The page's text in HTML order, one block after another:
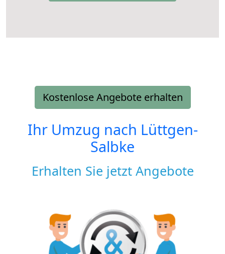
Kostenlose Angebote erhalten
Ihr Umzug nach Lüttgen-
Salbke
Erhalten Sie jetzt Angebote